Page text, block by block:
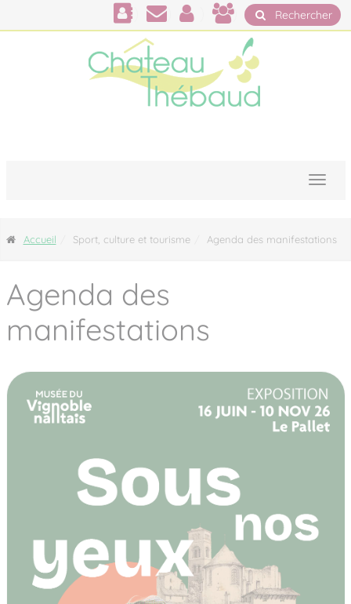
Rechercher
Accueil Sport, culture et tourisme Agenda des manifestations
Agenda des
manifestations
Panneau de gestion des cookies